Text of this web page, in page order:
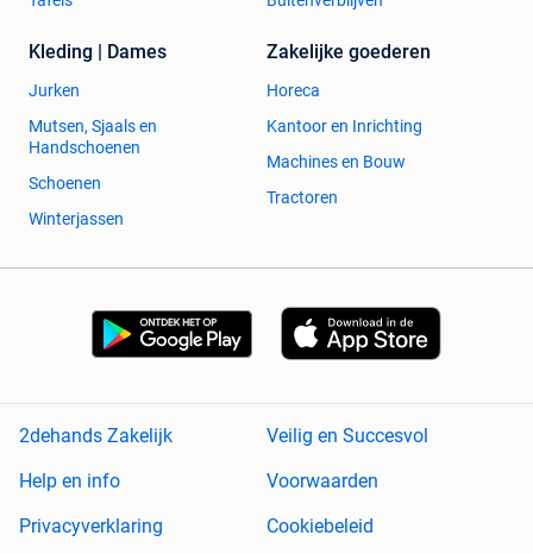
Kleding | Dames
Jurken
Mutsen, Sjaals en
Handschoenen
Schoenen
Winterjassen
Zakelijke goederen
Horeca
Kantoor en Inrichting
Machines en Bouw
Tractoren
2dehands Zakelijk
Veilig en Succesvol
Help en info
Voorwaarden
Privacyverklaring
Cookiebeleid